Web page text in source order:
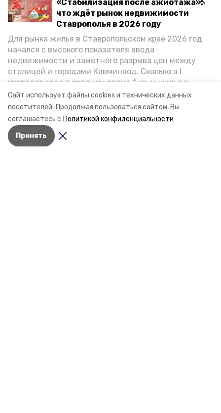
Сайт использует файлы cookies и технических данных
посетителей. Продолжая пользоваться сайтом, Вы
соглашаетесь с Политикой конфиденциальности
Принять
«Стабилизация после ажиотажа»:
что ждёт рынок недвижимости
Ставрополья в 2026 году
Для рынка жилья в Ставропольском крае 2026 год
начался с высокого показателя ввода
недвижимости и заметного разрыва цен между
столицей и городами Кавминвод. Сколько в I
квартале года в среднем стоит 1 кв. м жилья в
городах и округах региона, как изменился спрос на
первичку и вторичку, какова себестоимость
стройки собственного жилья в этом году и какие
прогнозы о стоимости квадратных метров дают
эксперты, выясняла корреспондент «Победы26».